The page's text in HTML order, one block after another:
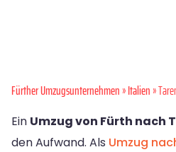
Fürther Umzugsunternehmen»Italien»
Ein Umzug von Fürth nach
den Aufwand. Als Umzug